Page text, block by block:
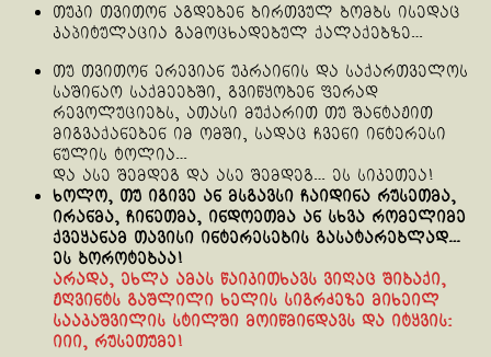
თუკი თვითონ აგდებენ ბირთვულ ბომბს ისედაც
კაპიტულაცია გამოცხადებულ ქალაქებზე…
თუ თვითონ ერევიან უკრაინის და საქართველოს
საშინაო საქმეებში, გვიწყობენ ფერად
რევოლუციებს, ათასი მუქარით თუ შანტაჟით
მიგვაქანებენ იმ ომში, სადაც ჩვენი ინტერესი
ნულის ტოლია…
და ასე შემდეგ და ასე შემდეგ… ეს სიკეთეა!
ხოლო, თუ იგივე ან მსგავსი ჩაიდინა რუსეთმა,
ირანმა, ჩინეთმა, ინდოეთმა ან სხვა რომელიმე
ქვეყანამ თავისი ინტერესების გასატარებლად…
ეს ბოროტებაა!
არადა, ეხლა ამას წაიკითხავს ვიღაც შიბაქი,
ჟღვინტს გაშლილი ხელის სიგრძეზე მიხეილ
სააკაშვილის სტილში მოიწმინდავს და იტყვის:
იიი, რუსეთუმე!